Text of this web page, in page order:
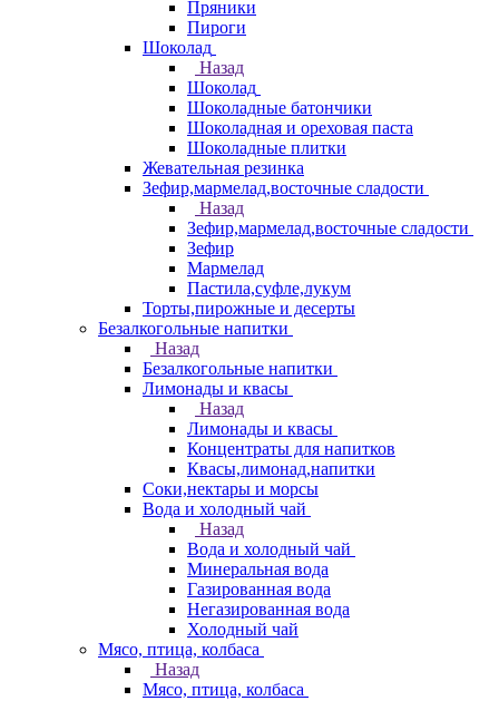
Пряники
Пироги
Шоколад
Назад
Шоколад
Шоколадные батончики
Шоколадная и ореховая паста
Шоколадные плитки
Жевательная резинка
Зефир,мармелад,восточные сладости
Назад
Зефир,мармелад,восточные сладости
Зефир
Мармелад
Пастила,суфле,лукум
Торты,пирожные и десерты
Безалкогольные напитки
Назад
Безалкогольные напитки
Лимонады и квасы
Назад
Лимонады и квасы
Концентраты для напитков
Квасы,лимонад,напитки
Соки,нектары и морсы
Вода и холодный чай
Назад
Вода и холодный чай
Минеральная вода
Газированная вода
Негазированная вода
Холодный чай
Мясо, птица, колбаса
Назад
Мясо, птица, колбаса